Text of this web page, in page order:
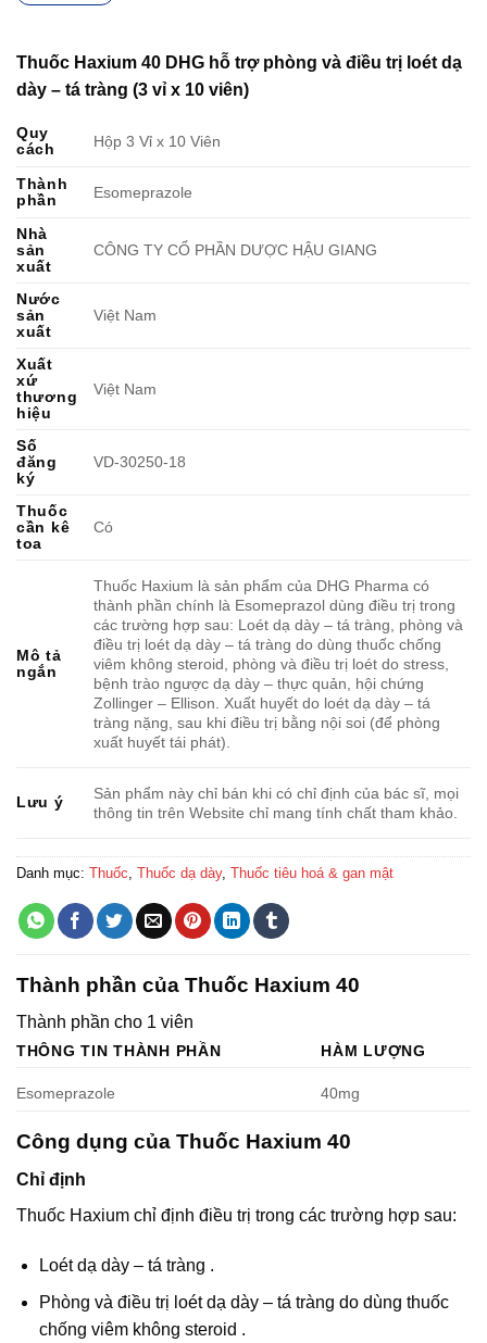
Thuốc Haxium 40 DHG hỗ trợ phòng và điều trị loét dạ
dày – tá tràng (3 vỉ x 10 viên)
Quy
cách
Hộp 3 Vỉ x 10 Viên
Thành
phần
Esomeprazole
Nhà
sản
xuất
CÔNG TY CỔ PHẦN DƯỢC HẬU GIANG
Nước
sản
xuất
Việt Nam
Xuất
xứ
thương
hiệu
Việt Nam
Số
đăng
ký
VD-30250-18
Thuốc
cần kê
toa
Có
Mô tả
ngắn
Thuốc Haxium là sản phẩm của DHG Pharma có
thành phần chính là Esomeprazol dùng điều trị trong
các trường hợp sau: Loét dạ dày – tá tràng, phòng và
điều trị loét dạ dày – tá tràng do dùng thuốc chống
viêm không steroid, phòng và điều trị loét do stress,
bệnh trào ngược dạ dày – thực quản, hội chứng
Zollinger – Ellison. Xuất huyết do loét dạ dày – tá
tràng nặng, sau khi điều trị bằng nội soi (để phòng
xuất huyết tái phát).
Lưu ý
Sản phẩm này chỉ bán khi có chỉ định của bác sĩ, mọi
thông tin trên Website chỉ mang tính chất tham khảo.
Danh mục: Thuốc Thuốc dạ dày, Thuốc tiêu hoá & gan mật
Thành phần của Thuốc Haxium 40
Thành phần cho 1 viên
THÔNG TIN THÀNH PHẦN HÀM LƯỢNG
Esomeprazole 40mg
Công dụng của Thuốc Haxium 40
Chỉ định
Thuốc Haxium chỉ định điều trị trong các trường hợp sau:
Loét dạ dày – tá tràng .
Phòng và điều trị loét dạ dày – tá tràng do dùng thuốc
chống viêm không steroid .